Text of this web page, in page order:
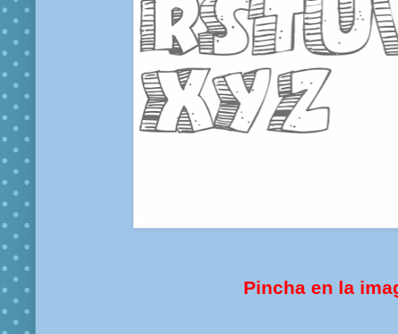
Pincha en la